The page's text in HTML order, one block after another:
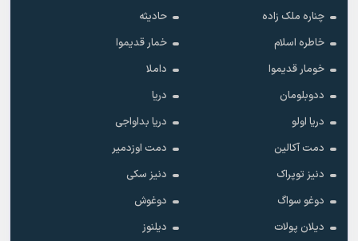
چناره ملک زاده
حادیثه
خاطره اسلام
خمار قدیموا
خومار قدیموا
داملا
ددوبلومان
دریا
دریا اولو
دریا بداواجی
دمت آکالین
دمت اوزدمیر
دنیز توپراک
دنیز سکی
دوغو سواگ
دوغوش
دیلان پولات
دیلنوز